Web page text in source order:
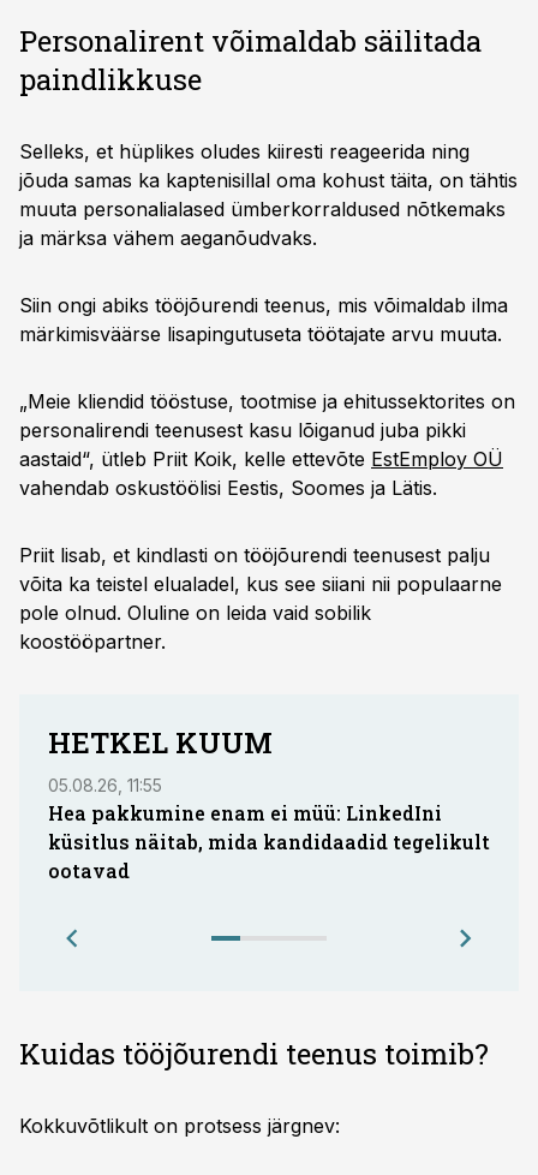
Personalirent võimaldab säilitada
paindlikkuse
Selleks, et hüplikes oludes kiiresti reageerida ning
jõuda samas ka kaptenisillal oma kohust täita, on tähtis
muuta personalialased ümberkorraldused nõtkemaks
ja märksa vähem aeganõudvaks.
Siin ongi abiks tööjõurendi teenus, mis võimaldab ilma
märkimisväärse lisapingutuseta töötajate arvu muuta.
„Meie kliendid tööstuse, tootmise ja ehitussektorites on
personalirendi teenusest kasu lõiganud juba pikki
aastaid“, ütleb Priit Koik, kelle ettevõte EstEmploy OÜ
vahendab oskustöölisi Eestis, Soomes ja Lätis.
Priit lisab, et kindlasti on tööjõurendi teenusest palju
võita ka teistel elualadel, kus see siiani nii populaarne
pole olnud. Oluline on leida vaid sobilik
koostööpartner.
HETKEL KUUM
05.08.26, 11:55
Hea pakkumine enam ei müü: LinkedIni
küsitlus näitab, mida kandidaadid tegelikult
ootavad
Kuidas tööjõurendi teenus toimib?
Kokkuvõtlikult on protsess järgnev: